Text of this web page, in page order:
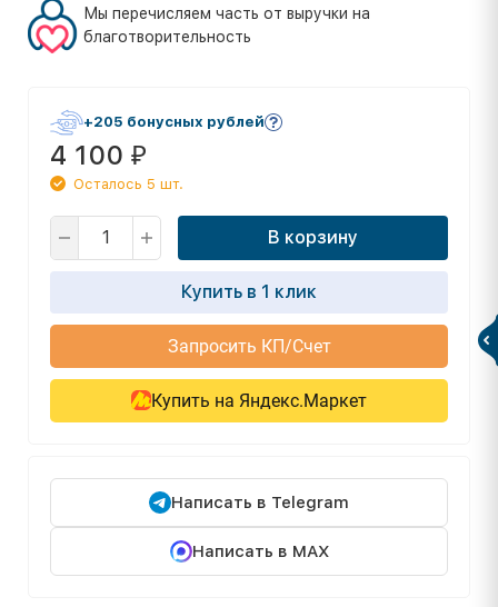
Мы перечисляем часть от выручки на
благотворительность
+205 бонусных рублей
4 100 ₽
Осталось 5 шт.
В корзину
Купить в 1 клик
Запросить КП/Счет
Купить на Яндекс.Маркет
Написать в Telegram
Написать в MAX